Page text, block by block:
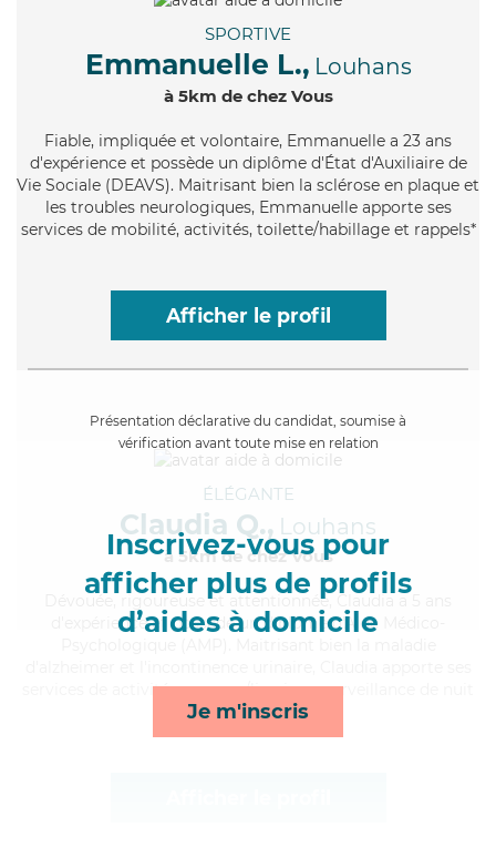
SPORTIVE
Emmanuelle L., Louhans
à 5km de chez Vous
Fiable, impliquée et volontaire, Emmanuelle a 23 ans
d'expérience et possède un diplôme d'État d'Auxiliaire de
Vie Sociale (DEAVS). Maitrisant bien la sclérose en plaque et
les troubles neurologiques, Emmanuelle apporte ses
services de mobilité, activités, toilette/habillage et rappels*
Afficher le profil
Présentation déclarative du candidat, soumise à
vérification avant toute mise en relation
Inscrivez-vous pour
afficher plus de profils
d’aides à domicile
Je m'inscris
ÉLÉGANTE
Claudia Q., Louhans
à 5km de chez Vous
, rigoureuse et attentionnée, Claudia a 5 ans
d'expérience et possède un diplôme d'Aide Médico-
services de activités, courses/livraison, surveillance de nuit
et rappels*